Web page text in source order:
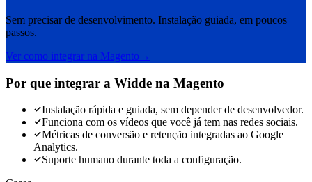
Sem precisar de desenvolvimento. Instalação guiada, em poucos
passos.
Ver como integrar na Magento →
Por que integrar a Widde na Magento
Instalação rápida e guiada, sem depender de desenvolvedor.
Funciona com os vídeos que você já tem nas redes sociais.
Métricas de conversão e retenção integradas ao Google
Analytics.
Suporte humano durante toda a configuração.